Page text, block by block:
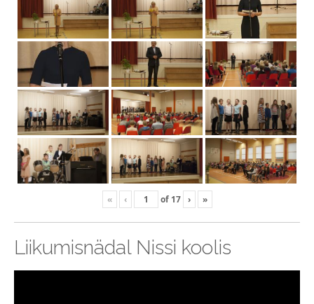
« ‹ of 17 › »
Liikumisnädal Nissi koolis